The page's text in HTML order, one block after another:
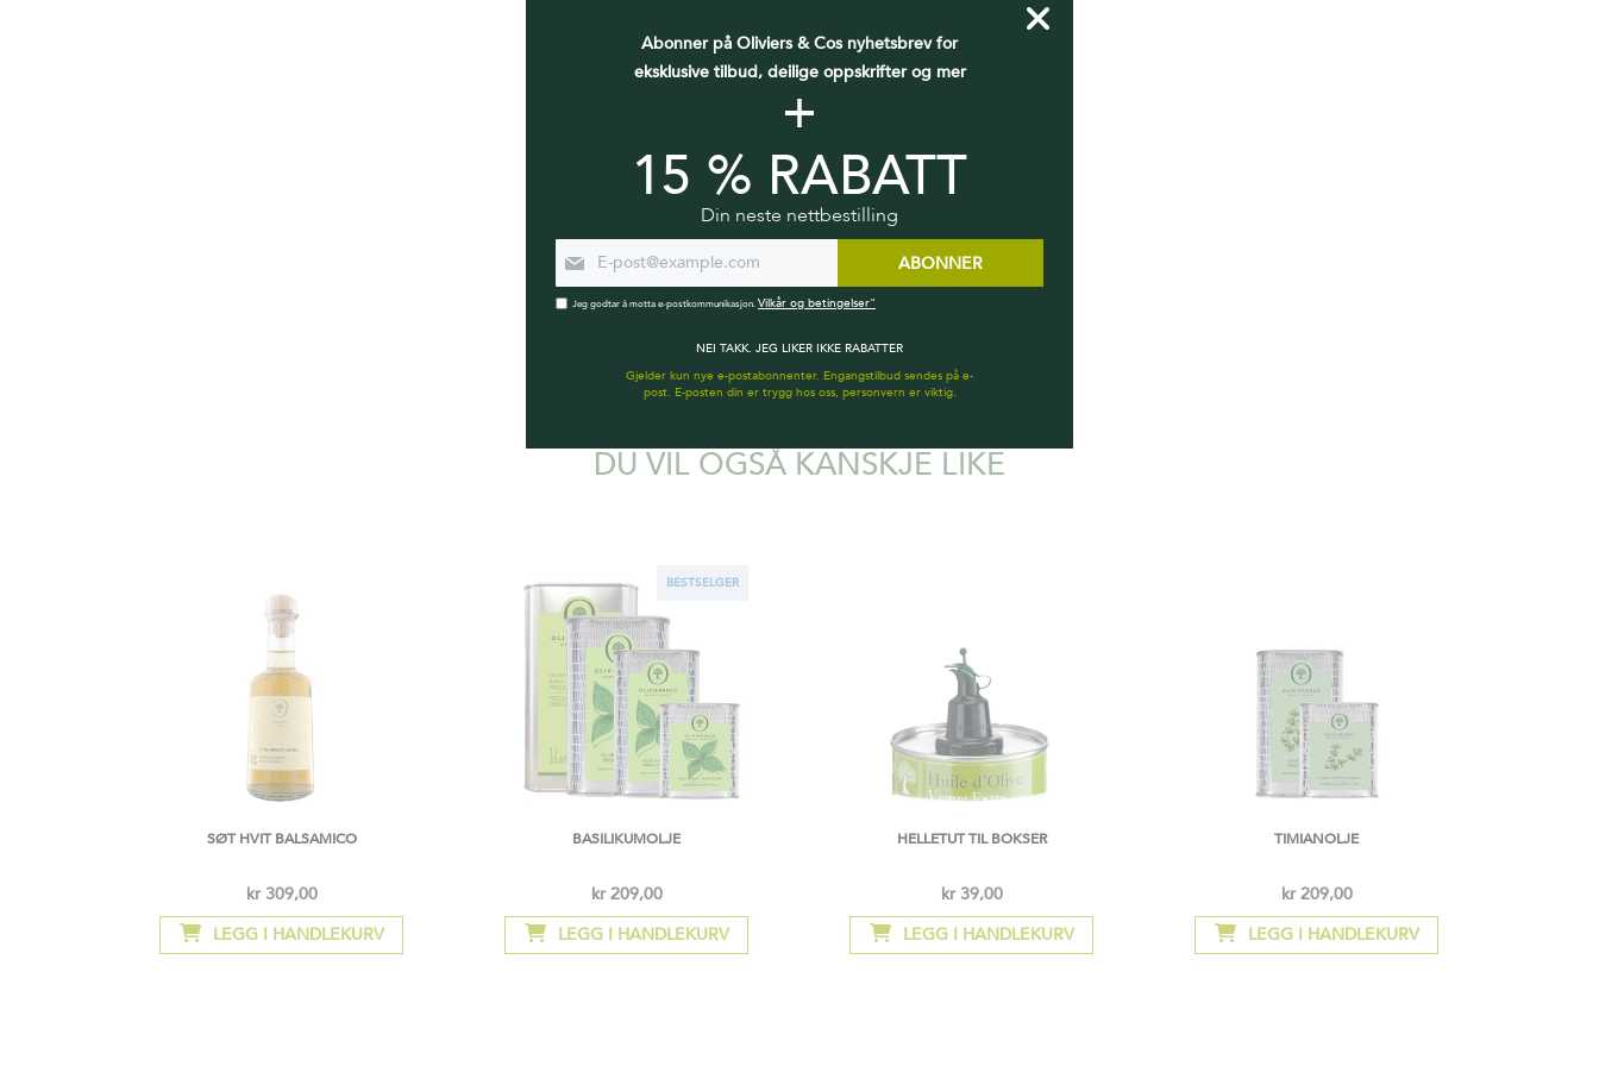
Abonner på Oliviers & Cos nyhetsbrev for
eksklusive tilbud, deilige oppskrifter og mer
+
15 % RABATT
Din neste nettbestilling
ABONNER
Jeg godtar å motta e-postkommunikasjon.Vilkår og betingelser"
NEI TAKK. JEG LIKER IKKE RABATTER
Gjelder kun nye e-postabonnenter. Engangstilbud sendes på e-
post. E-posten din er trygg hos oss, personvern er viktig.
4 GJESTER
PASTA, GRØNNSAKER OG FETAOST
DU VIL OGSÅ KANSKJE LIKE
SØT HVIT BALSAMICO
kr 309,00
LEGG I HANDLEKURV
BESTSELGER
BASILIKUMOLJE
Så
lav
som
kr 209,00
LEGG I HANDLEKURV
HELLETUT TIL BOKSER
kr 39,00
LEGG I HANDLEKURV
TIMIANOLJE
Så
lav
som
kr 209,00
LEGG I HANDLEKURV